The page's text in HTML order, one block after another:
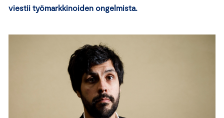
viestii työmarkkinoiden ongelmista.